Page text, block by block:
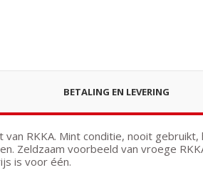
BETALING EN LEVERING
RKKA. Mint conditie, nooit
Zeldzaam voorbeeld van vroege
is voor één.